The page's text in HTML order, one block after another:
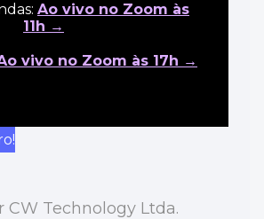
Ao vivo no Zoom às
11h →
vivo no Zoom às 17h →
CW Technology Ltda.